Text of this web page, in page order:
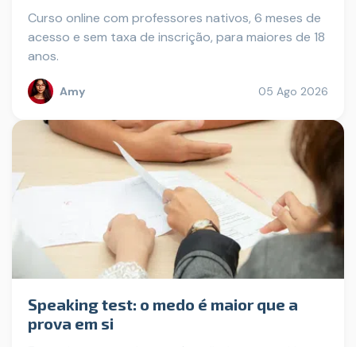
Curso online com professores nativos, 6 meses de
acesso e sem taxa de inscrição, para maiores de 18
anos.
Amy 05 Ago 2026
Speaking test: o medo é maior que a
prova em si